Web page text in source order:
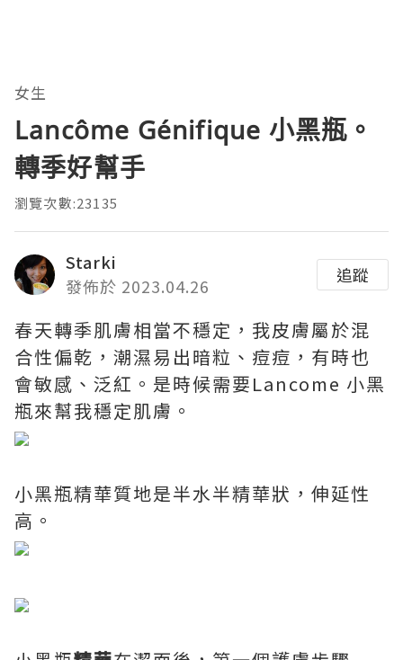
女生
Lancôme Génifique 小黑瓶。
轉季好幫手
瀏覽次數:23135
Starki
發佈於 2023.04.26
追蹤
春天轉季肌膚相當不穩定，我皮膚屬於混
合性偏乾，潮濕易出暗粒、痘痘，有時也
會敏感、泛紅。是時候需要Lancome 小黑
瓶來幫我穩定肌膚。
小黑瓶精華質地是半水半精華狀，伸延性
高。